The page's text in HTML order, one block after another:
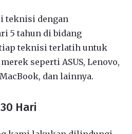
teknisi dengan
5 tahun di bidang
teknisi terlatih untuk
seperti ASUS, Lenovo,
dan lainnya.
Hari